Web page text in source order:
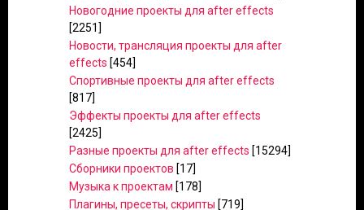
Новогодние проекты для after effects
[2251]
Новости, трансляция проекты для after
effects [454]
Спортивные проекты для after effects
[817]
Эффекты проекты для after effects
[2425]
Разные проекты для after effects [15294]
Сборники проектов [17]
Музыка к проектам [178]
Плагины, пресеты, скрипты [719]